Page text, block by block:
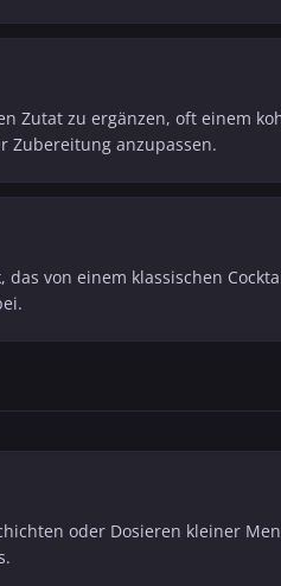
Zutat zu ergänzen, oft einem
Zubereitung anzupassen.
das von einem klassischen
oder Dosieren kleiner